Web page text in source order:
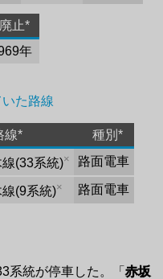
廃止*
年
いた路線
線*
種別*
(33系統)× 路面電車
(9系統)× 路面電車
系統が停車した。「赤坂